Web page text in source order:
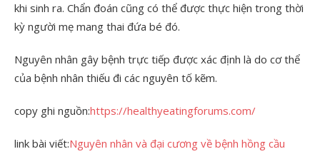
khi sinh ra. Chẩn đoán cũng có thể được thực hiện trong thời
kỳ người mẹ mang thai đứa bé đó.
Nguyên nhân gây bệnh trực tiếp được xác định là do cơ thể
của bệnh nhân thiếu đi các nguyên tố kẽm.
copy ghi nguồn:https://healthyeatingforums.com/
link bài viết:Nguyên nhân và đại cương về bệnh hồng cầu